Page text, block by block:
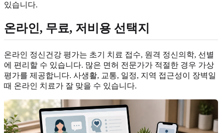
있습니다.
온라인, 무료, 저비용 선택지
온라인 정신건강 평가는 초기 치료 접수, 원격 정신의학, 선별
에 편리할 수 있습니다. 많은 면허 전문가가 적절한 경우 가상
평가를 제공합니다. 사생활, 교통, 일정, 지역 접근성이 장벽일
때 온라인 치료가 잘 맞을 수 있습니다.